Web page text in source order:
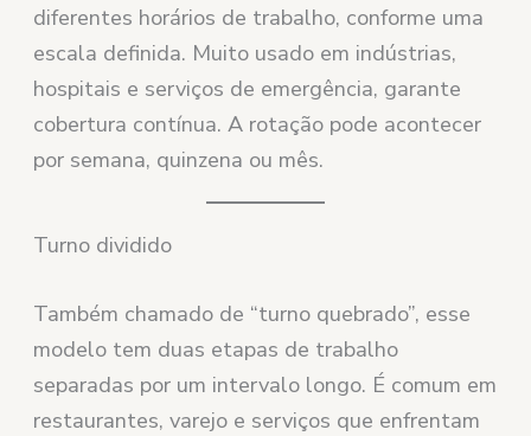
diferentes horários de trabalho, conforme uma
escala definida. Muito usado em indústrias,
hospitais e serviços de emergência, garante
cobertura contínua. A rotação pode acontecer
por semana, quinzena ou mês.
Turno dividido
Também chamado de “turno quebrado”, esse
modelo tem duas etapas de trabalho
separadas por um intervalo longo. É comum em
restaurantes, varejo e serviços que enfrentam